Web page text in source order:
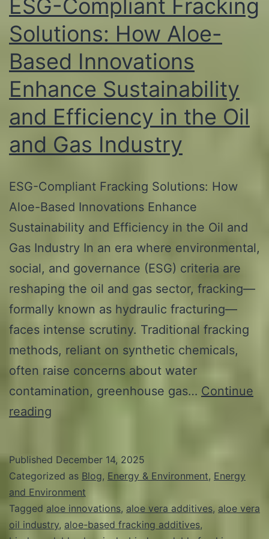
ESG-Compliant Fracking
Solutions: How Aloe-
Based Innovations
Enhance Sustainability
and Efficiency in the Oil
and Gas Industry
ESG-Compliant Fracking Solutions: How
Aloe-Based Innovations Enhance
Sustainability and Efficiency in the Oil and
Gas Industry In an era where environmental,
social, and governance (ESG) criteria are
reshaping the oil and gas sector, fracking—
formally known as hydraulic fracturing—
faces intense scrutiny. Traditional fracking
methods, reliant on synthetic chemicals,
often raise concerns about water
contamination, greenhouse gas… Continue
reading
Solutions:
How
Aloe-
Based
Published December 14, 2025
Categorized as Blog, Energy & Environment, Energy
and Environment
Tagged aloe innovations, aloe vera additives, aloe vera
oil industry, aloe-based fracking additives,